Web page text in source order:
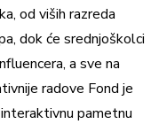
od viših razreda
dok će srednjoškolci
a sve na
radove Fond je
pametnu